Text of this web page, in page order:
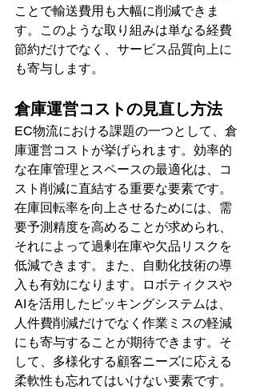
ことで輸送費用も大幅に削減できま
す。このような取り組みは単なる経費
節約だけでなく、サービス品質向上に
も寄与します。
倉庫運営コストの見直し方法
EC物流における課題の一つとして、倉
庫運営コストが挙げられます。効率的
な在庫管理とスペースの最適化は、コ
スト削減に直結する重要な要素です。
在庫回転率を向上させるためには、需
要予測精度を高めることが求められ、
それによって過剰在庫や欠品リスクを
低減できます。また、自動化技術の導
入も有効になります。ロボティクスや
AIを活用したピッキングシステムは、
人件費削減だけでなく作業ミスの軽減
にも寄与することが期待できます。そ
して、多様化する顧客ニーズに応える
柔軟性も忘れてはいけない要素です。